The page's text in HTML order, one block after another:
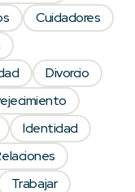
Cuidadores
Divorcio
Identidad
Trabajar